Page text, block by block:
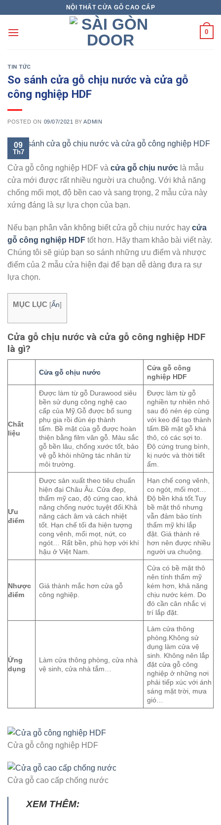
content
NỘI THẤT CỬA GỖ CAO CẤP
0
TIN TỨC
So sánh cửa gỗ chịu nước và cửa gỗ
công nghiệp HDF
POSTED ON 09/07/2021 BYADMIN
09
Th7
Cửa gỗ công nghiệp HDF và cửa gỗ chịu nước là mẫu
cửa mới được rất nhiều người ưa chuộng. Với khả năng
chống mối mọt, độ bền cao và sang trọng, 2 mẫu cửa này
xứng đáng là sự lựa chọn của bạn.
Nếu bạn phân vân không biết cửa gỗ chịu nước hay cửa
gỗ công nghiệp HDF tốt hơn. Hãy tham khảo bài viết này.
Chúng tôi sẽ giúp bạn so sánh những ưu điểm và nhược
điểm của 2 mẫu cửa hiện đại để bạn dễ dàng đưa ra sự
lựa chọn.
MỤC LỤC [Ẩn]
Cửa gỗ chịu nước và cửa gỗ công nghiệp HDF
là gì?
Cửa gỗ chịu nước
Cửa gỗ công
nghiệp HDF
Chất
liệu
Được làm từ gỗ Durawood siêu
bền sử dụng công nghệ cao
cấp của Mỹ.Gỗ được bổ sung
phụ gia rồi đùn ép thành
tấm. Bề mặt của gỗ được hoàn
thiện bằng film vân gỗ. Màu sắc
gỗ bền lâu, chống xước tốt, bảo
vệ gỗ khỏi những tác nhân từ
môi trường.
Được làm từ gỗ
nghiền tự nhiên nhỏ
sau đó nén ép cùng
với keo để tạo thành
tấm.Bề mặt gỗ khá
thô, có các sợi to.
Độ cứng trung bình,
kị nước và thời tiết
ẩm.
Ưu
điểm
Được sản xuất theo tiêu chuẩn
hiện đại Châu Âu. Cửa đẹp,
thẩm mỹ cao, độ cứng cao, khả
năng chống nước tuyệt đối.Khả
năng cách âm và cách nhiệt
tốt. Hạn chế tối đa hiện tượng
cong vênh, mối mọt, nứt, co
ngót… Rất bền, phù hợp với khí
hậu ở Việt Nam.
Hạn chế cong vênh,
co ngót, mối mọt…
Độ bền khá tốt.Tuy
bề mặt thô nhưng
vẫn đảm bảo tính
thẩm mỹ khi lắp
đặt. Giá thành rẻ
hơn nên được nhiều
người ưa chuộng.
Nhược
điểm
Giá thành mắc hơn cửa gỗ
công nghiệp.
Cửa có bề mặt thô
nên tính thẩm mỹ
kém hơn, khả năng
chịu nước kém. Do
đó cần cân nhắc vị
trí lắp đặt.
Ứng
dụng
Làm cửa thông phòng, cửa nhà
vệ sinh, cửa nhà tắm…
Làm cửa thông
phòng.Không sử
dụng làm cửa vệ
sinh. Không nên lắp
đặt cửa gỗ công
nghiệp ở những nơi
phải tiếp xúc với ánh
sáng mặt trời, mưa
gió…
Cửa gỗ công nghiệp HDF
Cửa gỗ cao cấp chống nước
XEM THÊM: